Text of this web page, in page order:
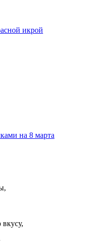
икрой
на 8 марта